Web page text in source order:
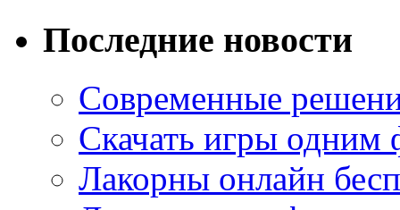
Последние новости
Современные
Скачать игры одним
Лакорны онлайн